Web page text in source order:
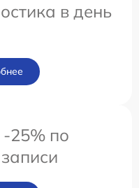
в день
25% по